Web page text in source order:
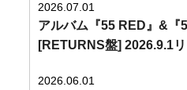
2026.07.01
アルバム『55 RED』&『
[RETURNS盤] 2026.9.1
2026.06.01